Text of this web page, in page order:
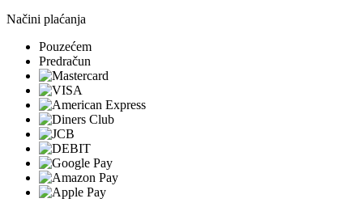
Načini plaćanja
Pouzećem
Predračun